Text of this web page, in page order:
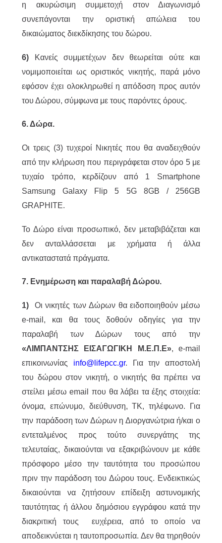
η ακυρώσιμη συμμετοχή στον Διαγωνισμό
συνεπάγονται την οριστική απώλεια του
δικαιώματος διεκδίκησης του δώρου.
6) Κανείς συμμετέχων δεν θεωρείται ούτε και
νομιμοποιείται ως οριστικός νικητής, παρά μόνο
εφόσον έχει ολοκληρωθεί η απόδοση προς αυτόν
του Δώρου, σύμφωνα με τους παρόντες όρους.
6. Δώρα.
Οι τρεις (3) τυχεροί Νικητές που θα αναδειχθούν
από την κλήρωση που περιγράφεται στον όρο 5 με
τυχαίο τρόπο, κερδίζουν από 1 Smartphone
Samsung Galaxy Flip 5 5G 8GB / 256GB
GRAPHITE.
Το Δώρο είναι προσωπικό, δεν μεταβιβάζεται και
δεν ανταλλάσσεται με χρήματα ή άλλα
αντικαταστατά πράγματα.
7. Ενημέρωση και παραλαβή Δώρου.
1) Οι νικητές των Δώρων θα ειδοποιηθούν μέσω
e-mail, και θα τους δοθούν οδηγίες για την
παραλαβή των Δώρων τους από την
«ΛΙΜΠΑΝΤΣΗΣ ΕΙΣΑΓΩΓΙΚΗ Μ.Ε.Π.Ε», e-mail
επικοινωνίας info@lifepcc.gr. Για την αποστολή
του δώρου στον νικητή, ο νικητής θα πρέπει να
στείλει μέσω email που θα λάβει τα έξης στοιχεία:
όνομα, επώνυμο, διεύθυνση, ΤΚ, τηλέφωνο. Για
την παράδοση των Δώρων η Διοργανώτρια ή/και ο
εντεταλμένος προς τούτο συνεργάτης της
τελευταίας, δικαιούνται να εξακριβώνουν με κάθε
πρόσφορο μέσο την ταυτότητα του προσώπου
πριν την παράδοση του Δώρου τους. Ενδεικτικώς
δικαιούνται να ζητήσουν επίδειξη αστυνομικής
ταυτότητας ή άλλου δημόσιου εγγράφου κατά την
διακριτική τους ευχέρεια, από το οποίο να
αποδεικνύεται η ταυτοπροσωπία. Δεν θα τηρηθούν